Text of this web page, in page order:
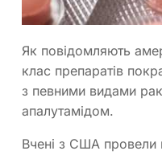
Як повідомляють
клас препаратів
з певними видами
апалутамідом.
Вчені з США провели